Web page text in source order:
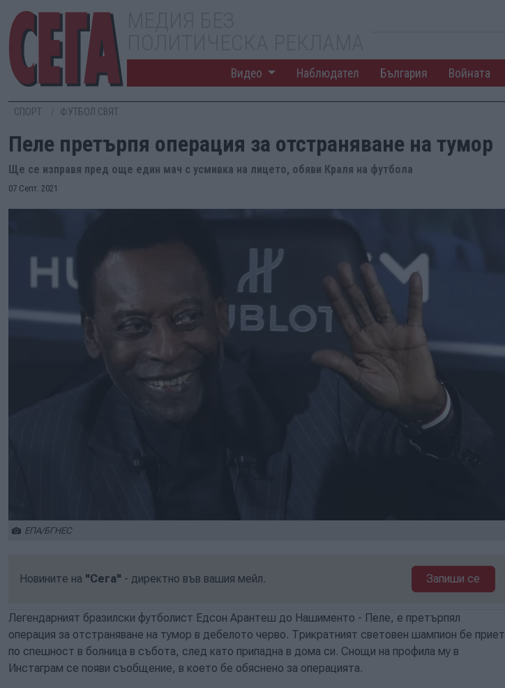
Видео Наблюдател България Войната
СПОРТ ФУТБОЛ СВЯТ
Пеле претърпя операция за отстраняване на тумор
Ще се изправя пред още един мач с усмивка на лицето, обяви Краля на футбола
07 Септ. 2021
ЕПА/БГНЕС
Новините на "Сега" - директно във вашия мейл. Запиши се
Легендарният бразилски футболист Едсон Арантеш до Нашименто - Пеле, е претърпял
операция за отстраняване на тумор в дебелото черво. Трикратният световен шампион бе приет
по спешност в болница в събота, след като припадна в дома си. Снощи на профила му в
Инстаграм се появи съобщение, в което бе обяснено за операцията.